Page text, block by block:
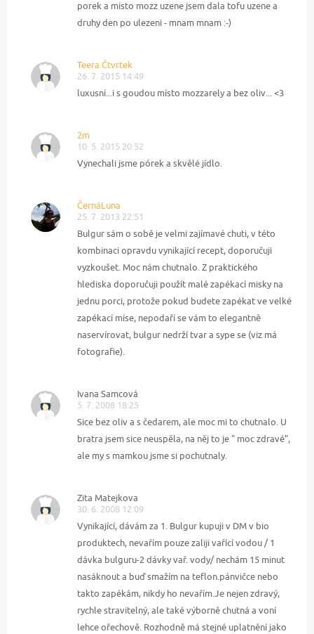
porek a misto mozz uzene jsem dala tofu uzene a
druhy den po ulezeni - mnam mnam :-)
Teera Čtvrtek
26. 7. 2015 14:49
luxusní...i s goudou místo mozzarely a bez oliv... <3
2m
10. 5. 2015 20:52
Vynechali jsme pórek a skvělé jídlo.
ČernáLuna
25. 7. 2013 22:51
Bulgur sám o sobě je velmi zajímavé chuti, v této
kombinaci opravdu vynikající recept, doporučuji
vyzkoušet. Moc nám chutnalo. Z praktického
hlediska doporučuji použít malé zapékací misky na
jednu porci, protože pokud budete zapékat ve velké
zapékací míse, nepodaří se vám to elegantně
naservírovat, bulgur nedrží tvar a sype se (viz má
fotografie).
Ivana Samcová
5. 7. 2008 18:25
Sice bez oliv a s čedarem, ale moc mi to chutnalo. U
bratra jsem sice neuspěla, na něj to je " moc zdravé",
ale my s mamkou jsme si pochutnaly.
Zita Matejkova
30. 6. 2008 12:09
Vynikající, dávám za 1. Bulgur kupuji v DM v bio
produktech, nevařím pouze zaliji vařící vodou / 1
dávka bulguru-2 dávky vař. vody/ nechám 15 minut
nasáknout a buď smažím na teflon.pánvičce nebo
takto zapékám, nikdy ho nevařím.Je nejen zdravý,
rychle stravitelný, ale také výborně chutná a voní
lehce ořechově. Rozhodně má stejné uplatnění jako